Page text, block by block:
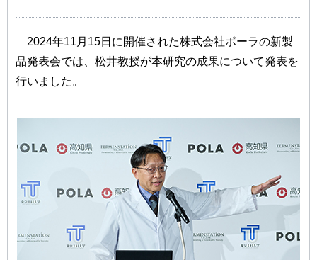
2024年11月15日に開催された株式会社ポーラの新製
品発表会では、松井教授が本研究の成果について発表を
行いました。